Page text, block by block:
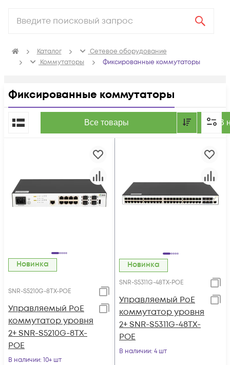
Каталог
Сетевое оборудование
Коммутаторы
Фиксированные коммутаторы
Фиксированные коммутаторы
Все товары В
По популярности
Новинка
SNR-S5210G-8TX-POE
Управляемый PoE
коммутатор уровня
2+ SNR-S5210G-8TX-
POE
В наличии: 10+ шт
Новинка
SNR-S5311G-48TX-POE
Управляемый PoE
коммутатор уровня
2+ SNR-S5311G-48TX-
POE
В наличии: 4 шт